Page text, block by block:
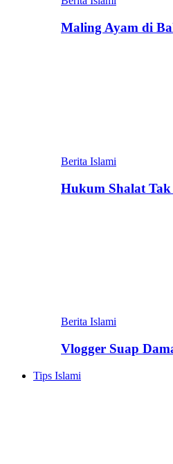
Maling Ayam di
Berita Islami
Hukum Shalat Tak
Berita Islami
Vlogger Suap
Tips Islami